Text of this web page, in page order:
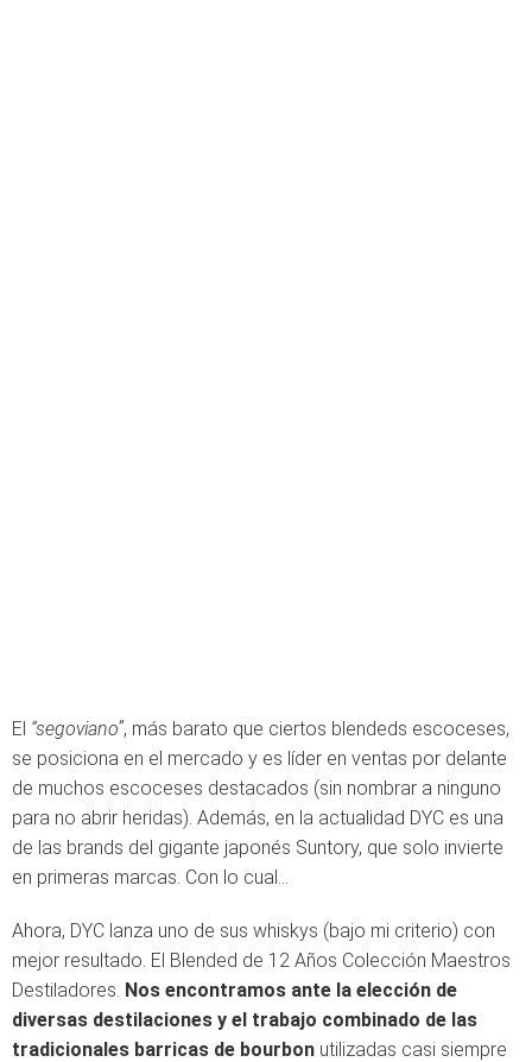
El “segoviano”, más barato que ciertos blendeds escoceses,
se posiciona en el mercado y es líder en ventas por delante
de muchos escoceses destacados (sin nombrar a ninguno
para no abrir heridas). Además, en la actualidad DYC es una
de las brands del gigante japonés Suntory, que solo invierte
en primeras marcas. Con lo cual…
Ahora, DYC lanza uno de sus whiskys (bajo mi criterio) con
mejor resultado. El Blended de 12 Años Colección Maestros
Destiladores. Nos encontramos ante la elección de
diversas destilaciones y el trabajo combinado de las
tradicionales barricas de bourbon utilizadas casi siempre